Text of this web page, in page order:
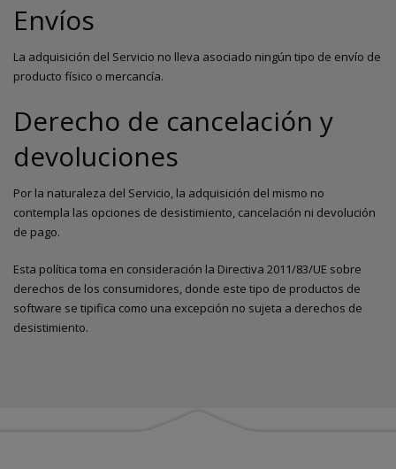
Envíos
La adquisición del Servicio no lleva asociado ningún tipo de envío de
producto físico o mercancía.
Derecho de cancelación y
devoluciones
Por la naturaleza del Servicio, la adquisición del mismo no
contempla las opciones de desistimiento, cancelación ni devolución
de pago.
Esta política toma en consideración la Directiva 2011/83/UE sobre
derechos de los consumidores, donde este tipo de productos de
software se tipifica como una excepción no sujeta a derechos de
desistimiento.